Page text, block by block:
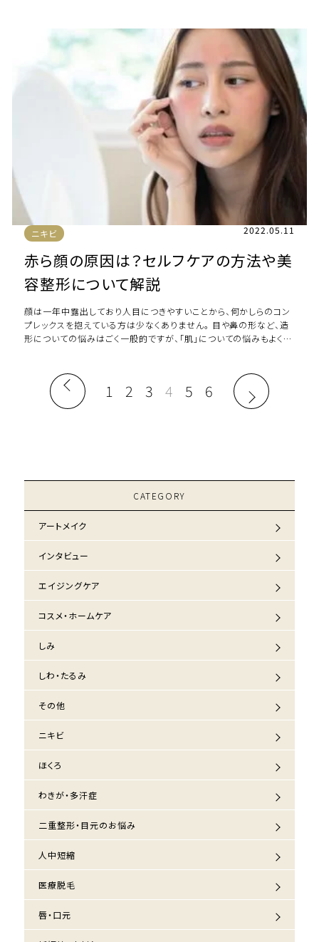
ニキビ 2022.05.11
赤ら顔の原因は？セルフケアの方法や美
容整形について解説
顔は一年中露出しており人目につきやすいことから、何かしらのコン
プレックスを抱えている方は少なくありません。 目や鼻の形など、造
形についての悩みはごく一般的ですが、「肌」についての悩みもよく挙
1 2 3 4 5 6
CATEGORY
アートメイク
インタビュー
エイジングケア
コスメ・ホームケア
しみ
しわ・たるみ
その他
ニキビ
ほくろ
わきが・多汗症
二重整形・目元のお悩み
人中短縮
医療脱毛
唇・口元